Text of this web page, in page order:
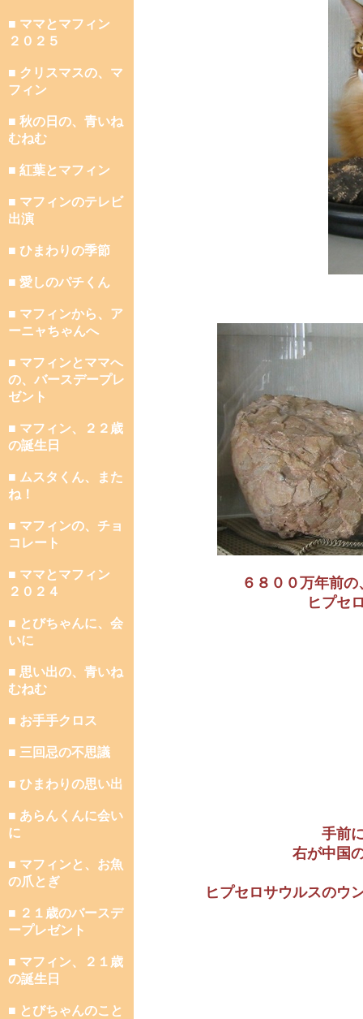
■ ママとマフィン
２０２５
■ クリスマスの、マ
フィン
■ 秋の日の、青いね
むねむ
■ 紅葉とマフィン
■ マフィンのテレビ
出演
■ ひまわりの季節
■ 愛しのパチくん
■ マフィンから、ア
ーニャちゃんへ
■ マフィンとママへ
の、バースデープレ
ゼント
■ マフィン、２２歳
の誕生日
■ ムスタくん、また
ね！
■ マフィンの、チョ
コレート
■ ママとマフィン
２０２４
■ とびちゃんに、会
いに
■ 思い出の、青いね
むねむ
■ お手手クロス
■ 三回忌の不思議
■ ひまわりの思い出
■ あらんくんに会い
に
■ マフィンと、お魚
の爪とぎ
■ ２１歳のバースデ
ープレゼント
■ マフィン、２１歳
の誕生日
■ とびちゃんのこと
６８００万年前
ヒプセ
手前
右が中国
ヒプセロサウルスのウ